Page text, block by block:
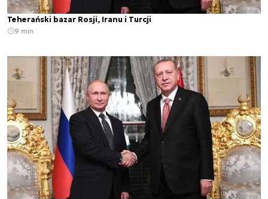
Teherański bazar Rosji, Iranu i Turcji
9 min.